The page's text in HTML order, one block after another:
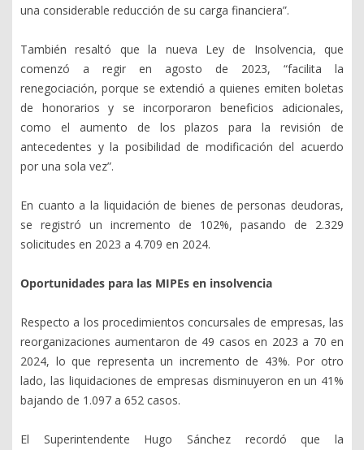
una considerable reducción de su carga financiera”.
También resaltó que la nueva Ley de Insolvencia, que
comenzó a regir en agosto de 2023, “facilita la
renegociación, porque se extendió a quienes emiten boletas
de honorarios y se incorporaron beneficios adicionales,
como el aumento de los plazos para la revisión de
antecedentes y la posibilidad de modificación del acuerdo
por una sola vez”.
En cuanto a la liquidación de bienes de personas deudoras,
se registró un incremento de 102%, pasando de 2.329
solicitudes en 2023 a 4.709 en 2024.
Oportunidades para las MIPEs en insolvencia
Respecto a los procedimientos concursales de empresas, las
reorganizaciones aumentaron de 49 casos en 2023 a 70 en
2024, lo que representa un incremento de 43%. Por otro
lado, las liquidaciones de empresas disminuyeron en un 41%
bajando de 1.097 a 652 casos.
El Superintendente Hugo Sánchez recordó que la